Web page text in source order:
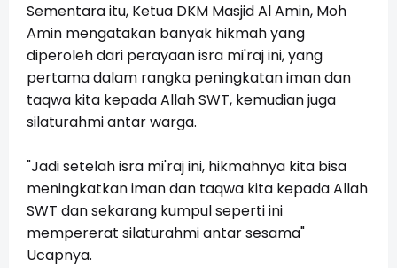
Sementara itu, Ketua DKM Masjid Al Amin, Moh
Amin mengatakan banyak hikmah yang
diperoleh dari perayaan isra mi'raj ini, yang
pertama dalam rangka peningkatan iman dan
taqwa kita kepada Allah SWT, kemudian juga
silaturahmi antar warga.
"Jadi setelah isra mi'raj ini, hikmahnya kita bisa
meningkatkan iman dan taqwa kita kepada Allah
SWT dan sekarang kumpul seperti ini
mempererat silaturahmi antar sesama"
Ucapnya.